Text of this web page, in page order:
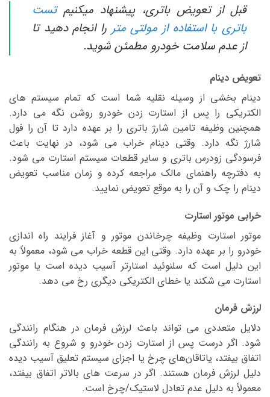
قبل از تعویض باتری، پیشنهاد میکنیمتست
باتری با استفاده از مولتی متر را انجام دهید تا
از عدم سلامت خودرو مطمئن شوید.
تعویض دینام
دینام بخشی از وسیله نقلیه شما است که تمام سیستم های
الکتریکی را پس از استارت زدن خودرو روشن نگه می دارد.
همچنین وظیفه تامین شارژ باتری را بر عهده دارد تا آن را فول
شارژ نگه دارد. وقتی دینام خراب می شود، در نهایت باعث
فرسودگی زودرس باتری و سایر قطعات سیستم استارت می شود.
به دفترچه راهنمای مالک مراجعه کرده و زمان مناسب تعویض
دینام را چک و آن را به موقع تعویض نمایید.
خرابی موتور استارت
موتور استارت وظیفه چرخاندن موتور و آغاز فرایند راه اندازی
خودرو را بر عهده دارد. وقتی این قطعه خراب می شود، معمولاً به
این دلیل است که سلنوئید استارتر آسیب دیده است یا موتور
استارت می شکند یا خطای الکتریکی دیگری رخ می دهد.
لرزش فرمان
دلایل متعددی می تواند باعث لرزش فرمان در هنگام رانندگی
شود. اگر درست پس از استارت زدن خودرو و شروع به رانندگی
اتفاق بیفتد، یاتاقان‌های چرخ یا اجزای سیستم تعلیق آسیب دیده
دلیل لرزش فرمان هستند. اگر در سرعت های بالاتر اتفاق بیفتد،
معمولاً به دلیل عدم تعادل لاستیک/چرخ است.